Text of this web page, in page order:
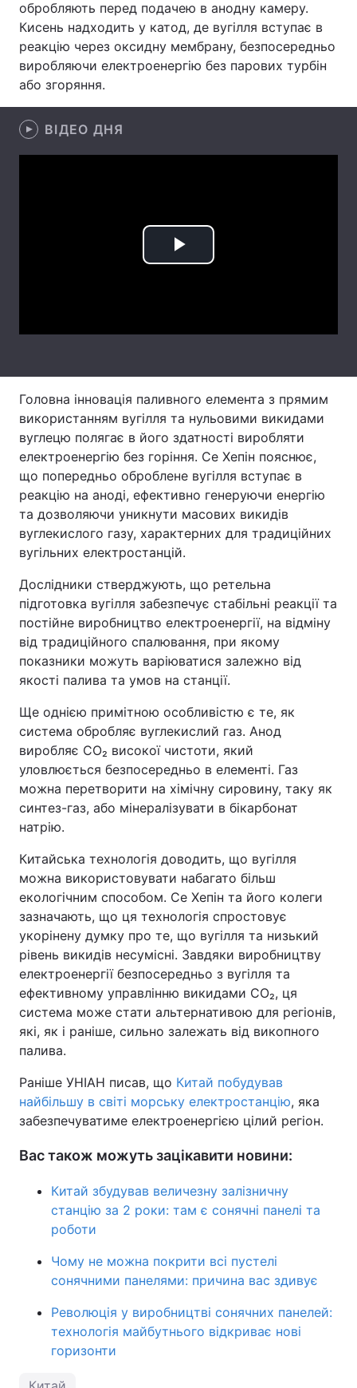
Відео з Youtube Статті
Інтерв'ю Думки
Контакти
обробляють перед подачею в анодну камеру.
Кисень надходить у катод, де вугілля вступає в
реакцію через оксидну мембрану, безпосередньо
виробляючи електроенергію без парових турбін
або згоряння.
ВІДЕО ДНЯ
Play
Головна інновація паливного елемента з прямим
використанням вугілля та нульовими викидами
вуглецю полягає в його здатності виробляти
електроенергію без горіння. Се Хепін пояснює,
що попередньо оброблене вугілля вступає в
реакцію на аноді, ефективно генеруючи енергію
та дозволяючи уникнути масових викидів
вуглекислого газу, характерних для традиційних
вугільних електростанцій.
Дослідники стверджують, що ретельна
підготовка вугілля забезпечує стабільні реакції та
постійне виробництво електроенергії, на відміну
від традиційного спалювання, при якому
показники можуть варіюватися залежно від
якості палива та умов на станції.
Ще однією примітною особливістю є те, як
система обробляє вуглекислий газ. Анод
виробляє CO₂ високої чистоти, який
уловлюється безпосередньо в елементі. Газ
можна перетворити на хімічну сировину, таку як
синтез-газ, або мінералізувати в бікарбонат
натрію.
Китайська технологія доводить, що вугілля
можна використовувати набагато більш
екологічним способом. Се Хепін та його колеги
зазначають, що ця технологія спростовує
укорінену думку про те, що вугілля та низький
рівень викидів несумісні. Завдяки виробництву
електроенергії безпосередньо з вугілля та
ефективному управлінню викидами CO₂, ця
система може стати альтернативою для регіонів,
які, як і раніше, сильно залежать від викопного
палива.
Раніше УНІАН писав, що Китай побудував
найбільшу в світі морську електростанцію, яка
забезпечуватиме електроенергією цілий регіон.
Вас також можуть зацікавити новини:
Китай збудував величезну залізничну
станцію за 2 роки: там є сонячні панелі та
роботи
Чому не можна покрити всі пустелі
сонячними панелями: причина вас здивує
Революція у виробництві сонячних панелей:
технологія майбутнього відкриває нові
горизонти